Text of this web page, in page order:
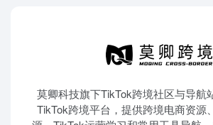
莫卿科技旗下TikTok跨境社区与导航
TikTok跨境平台，提供跨境电商资源